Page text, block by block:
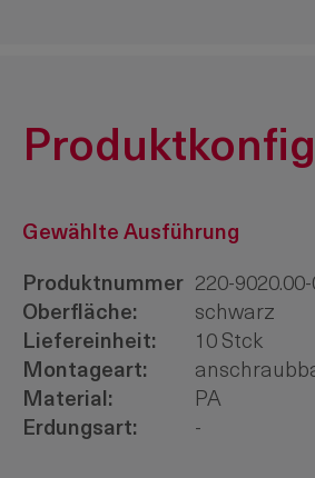
Gewählte Ausführung
Produktnummer 220-
Oberfläche:
schwarz
Liefereinheit:
10 Stck
Montageart:
Material:
PA
Erdungsart:
-